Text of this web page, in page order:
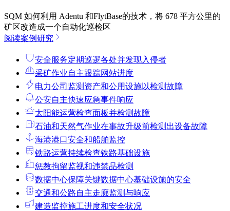
SQM 如何利用 Adentu 和FlytBase的技术，将 678 平方公里的
矿区改造成一个自动化巡检区
阅读案例研究
安全服务定期巡逻各处并发现入侵者
采矿作业自主跟踪网站进度
电力公司 监测资产和公用设施以检测故障
公安自主快速应急事件响应
太阳能运营检查面板并检测故障
石油和天然气作业在事故升级前检测出设备故障
海港港口安全和船舶监控
铁路运营持续检查铁路基础设施
惩教拘留监视和违禁品检测
数据中心保障关键数据中心基础设施的安全
交通和公路自主走廊监测与响应
建造监控施工进度和安全状况